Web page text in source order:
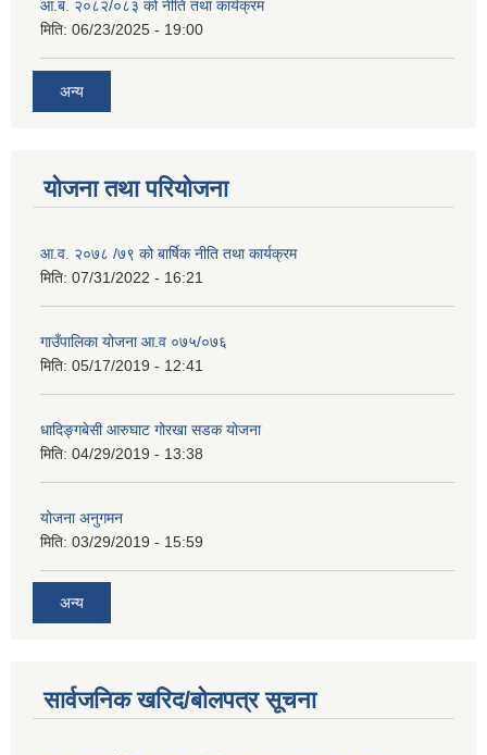
आ.ब. २०८२/०८३ को नीति तथा कार्यक्रम
मिति: 06/23/2025 - 19:00
अन्य
योजना तथा परियोजना
आ.व. २०७८ /७९ को बार्षिक नीति तथा कार्यक्रम
मिति: 07/31/2022 - 16:21
गाउँपालिका योजना आ.व ०७५/०७६
मिति: 05/17/2019 - 12:41
धादिङ्गबेसी आरुघाट गोरखा सडक योजना
मिति: 04/29/2019 - 13:38
योजना अनुगमन
मिति: 03/29/2019 - 15:59
अन्य
सार्वजनिक खरिद/बोलपत्र सूचना